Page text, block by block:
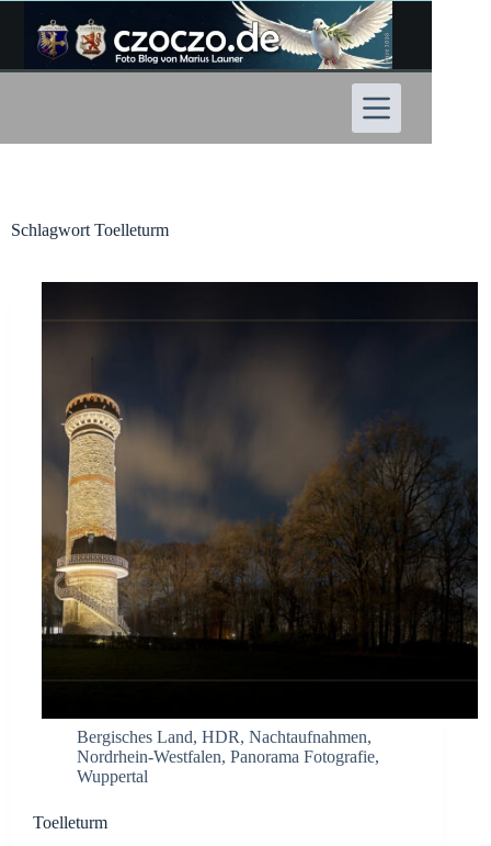
Inhalt
springen
Schlagwort Toelleturm
Bergisches Land, HDR, Nachtaufnahmen,
Nordrhein-Westfalen, Panorama Fotografie,
Wuppertal
Toelleturm